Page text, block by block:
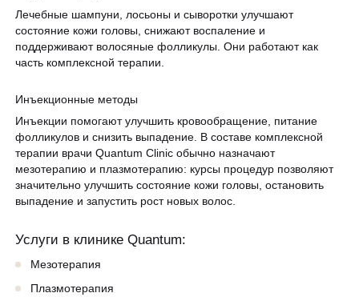
Лечебные шампуни, лосьоны и сыворотки улучшают
состояние кожи головы, снижают воспаление и
поддерживают волосяные фолликулы. Они работают как
часть комплексной терапии.
Инъекционные методы
Инъекции помогают улучшить кровообращение, питание
фолликулов и снизить выпадение. В составе комплексной
терапии врачи Quantum Clinic обычно назначают
мезотерапию и плазмотерапию: курсы процедур позволяют
значительно улучшить состояние кожи головы, остановить
выпадение и запустить рост новых волос.
Услуги в клинике Quantum:
Мезотерапия
Плазмотерапия